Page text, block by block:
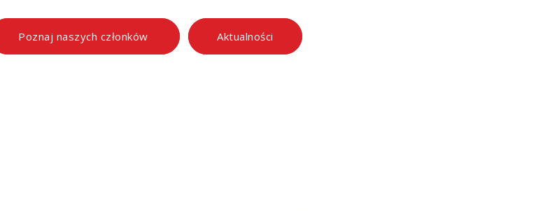
Poznaj naszych członków Aktualności